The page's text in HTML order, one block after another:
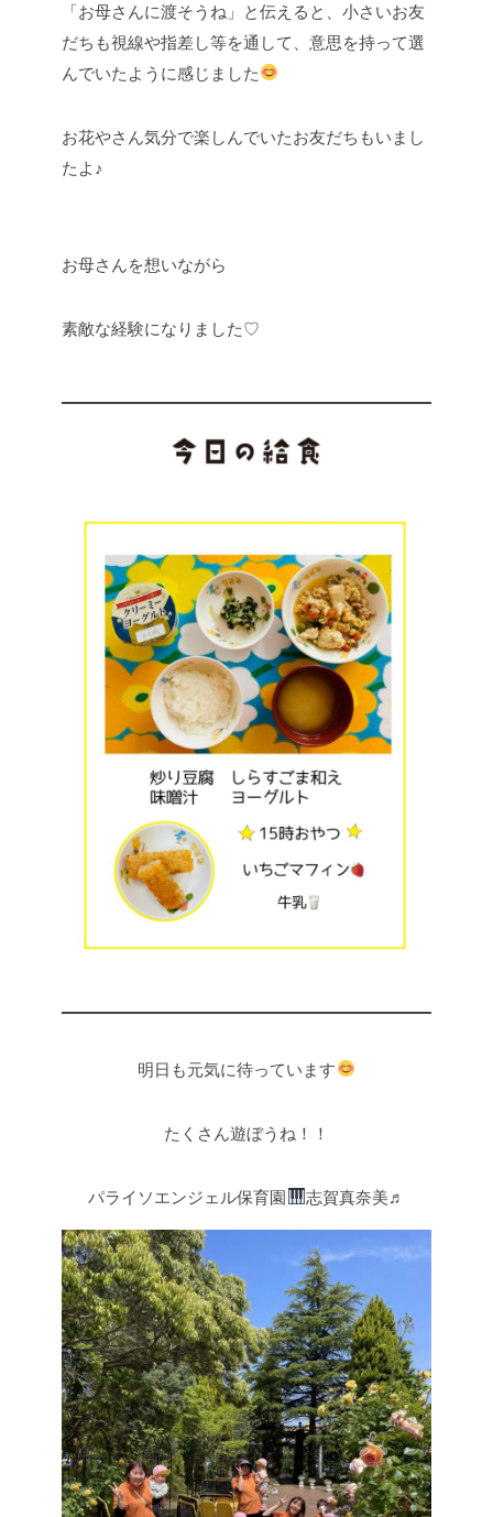
「お母さんに渡そうね」と伝えると、小さいお友
だちも視線や指差し等を通して、意思を持って選
んでいたように感じました
お花やさん気分で楽しんでいたお友だちもいまし
たよ♪
お母さんを想いながら
素敵な経験になりました♡
明日も元気に待っています
たくさん遊ぼうね！！
パライソエンジェル保育園 志賀真奈美♬